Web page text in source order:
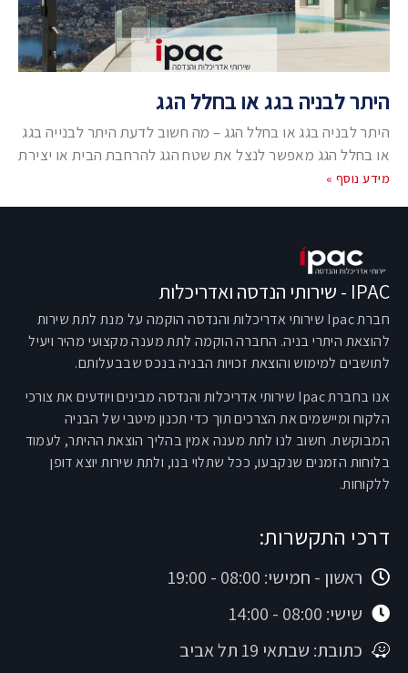
היתר לבניה בגג או בחלל הגג
היתר לבניה בגג או בחלל הגג – מה חשוב לדעת היתר לבנייה בגג
או בחלל הגג מאפשר לנצל את שטח הגג להרחבת הבית או יצירת
מידע נוסף »
IPAC - שירותי הנדסה ואדריכלות
חברת Ipac שירותי אדריכלות והנדסה הוקמה על מנת לתת שירות
להוצאת היתרי בניה. החברה הוקמה לתת מענה מקצועי מהיר ויעיל
לתושבים למימוש והוצאת זכויות הבניה בנכס שבבעלותם.
אנו בחברת Ipac שירותי אדריכלות והנדסה מבינים ויודעים את צורכי
הלקוח ומיישמים את הצרכים תוך כדי תכנון מיטבי של הבניה
המבוקשת. חשוב לנו לתת מענה אמין בהליך הוצאת ההיתר, לעמוד
בלוחות הזמנים שנקבעו, ככל שתלוי בנו, ולתת שירות יוצא דופן
ללקוחות.
דרכי התקשרות:
ראשון - חמישי: 08:00 - 19:00
שישי: 08:00 - 14:00
כתובת: שבתאי 19 תל אביב